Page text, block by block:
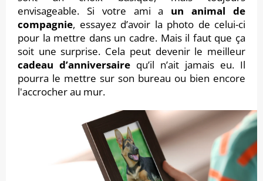
envisageable. Si votre ami a un animal de
compagnie, essayez d’avoir la photo de celui-ci
pour la mettre dans un cadre. Mais il faut que ça
soit une surprise. Cela peut devenir le meilleur
cadeau d’anniversaire qu’il n’ait jamais eu. Il
pourra le mettre sur son bureau ou bien encore
l'accrocher au mur.